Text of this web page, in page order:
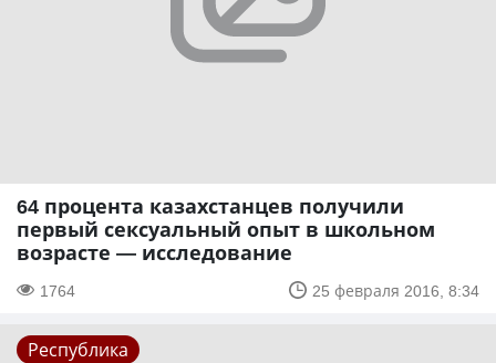
64 процента казахстанцев получили
первый сексуальный опыт в школьном
возрасте — исследование
1764 25 февраля 2016, 8:34
Республика